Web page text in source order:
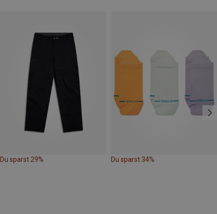
Du sparst 29% Du sparst 34%